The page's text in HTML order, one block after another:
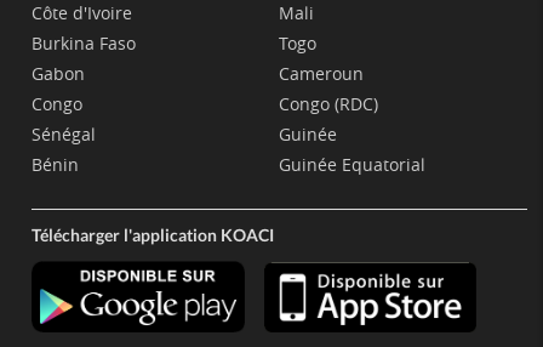
Côte d'Ivoire
Burkina Faso
Gabon
Congo
Sénégal
Bénin
Mali
Togo
Cameroun
Congo (RDC)
Guinée
Guinée Equatorial
Télécharger l'application KOACI